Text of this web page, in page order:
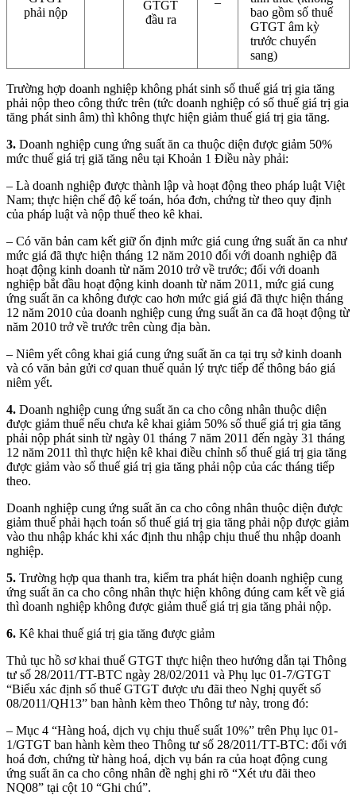
phải nộp
GTGT
đầu ra
bao gồm số thuế
GTGT âm kỳ
trước chuyển
sang)
Trường hợp doanh nghiệp không phát sinh số thuế giá trị gia tăng
phải nộp theo công thức trên (tức doanh nghiệp có số thuế giá trị gia
tăng phát sinh âm) thì không thực hiện giảm thuế giá trị gia tăng.
3. Doanh nghiệp cung ứng suất ăn ca thuộc diện được giảm 50%
mức thuế giá trị giă tăng nêu tại Khoản 1 Điều này phải:
– Là doanh nghiệp được thành lập và hoạt động theo pháp luật Việt
Nam; thực hiện chế độ kế toán, hóa đơn, chứng từ theo quy định
của pháp luật và nộp thuế theo kê khai.
– Có văn bản cam kết giữ ổn định mức giá cung ứng suất ăn ca như
mức giá đã thực hiện tháng 12 năm 2010 đối với doanh nghiệp đã
hoạt động kinh doanh từ năm 2010 trở về trước; đối với doanh
nghiệp bắt đầu hoạt động kinh doanh từ năm 2011, mức giá cung
ứng suất ăn ca không được cao hơn mức giá giá đã thực hiện tháng
12 năm 2010 của doanh nghiệp cung ứng suất ăn ca đã hoạt động từ
năm 2010 trở về trước trên cùng địa bàn.
– Niêm yết công khai giá cung ứng suất ăn ca tại trụ sở kinh doanh
và có văn bản gửi cơ quan thuế quản lý trực tiếp để thông báo giá
niêm yết.
4. Doanh nghiệp cung ứng suất ăn ca cho công nhân thuộc diện
được giảm thuế nếu chưa kê khai giảm 50% số thuế giá trị gia tăng
phải nộp phát sinh từ ngày 01 tháng 7 năm 2011 đến ngày 31 tháng
12 năm 2011 thì thực hiện kê khai điều chỉnh số thuế giá trị gia tăng
được giảm vào số thuế giá trị gia tăng phải nộp của các tháng tiếp
theo.
Doanh nghiệp cung ứng suất ăn ca cho công nhân thuộc diện được
giảm thuế phải hạch toán số thuế giá trị gia tăng phải nộp được giảm
vào thu nhập khác khi xác định thu nhập chịu thuế thu nhập doanh
nghiệp.
5. Trường hợp qua thanh tra, kiểm tra phát hiện doanh nghiệp cung
ứng suất ăn ca cho công nhân thực hiện không đúng cam kết về giá
thì doanh nghiệp không được giảm thuế giá trị gia tăng phải nộp.
6. Kê khai thuế giá trị gia tăng được giảm
Thủ tục hồ sơ khai thuế GTGT thực hiện theo hướng dẫn tại Thông
tư số 28/2011/TT-BTC ngày 28/02/2011 và Phụ lục 01-7/GTGT
“Biểu xác định số thuế GTGT được ưu đãi theo Nghị quyết số
08/2011/QH13” ban hành kèm theo Thông tư này, trong đó:
– Mục 4 “Hàng hoá, dịch vụ chịu thuế suất 10%” trên Phụ lục 01-
1/GTGT ban hành kèm theo Thông tư số 28/2011/TT-BTC: đối với
hoá đơn, chứng từ hàng hoá, dịch vụ bán ra của hoạt động cung
ứng suất ăn ca cho công nhân đề nghị ghi rõ “Xét ưu đãi theo
NQ08” tại cột 10 “Ghi chú”.